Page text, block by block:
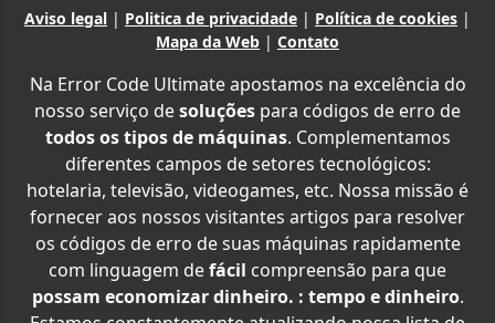
Aviso legal | Politica de privacidade | Política de cookies |
Mapa da Web | Contato
Na Error Code Ultimate apostamos na excelência do
nosso serviço desoluções para códigos de erro de
todos os tipos de máquinas. Complementamos
diferentes campos de setores tecnológicos:
hotelaria, televisão, videogames, etc. Nossa missão é
fornecer aos nossos visitantes artigos para resolver
os códigos de erro de suas máquinas rapidamente
com linguagem defácil compreensão para que
possam economizar dinheiro. : tempo e dinheiro.